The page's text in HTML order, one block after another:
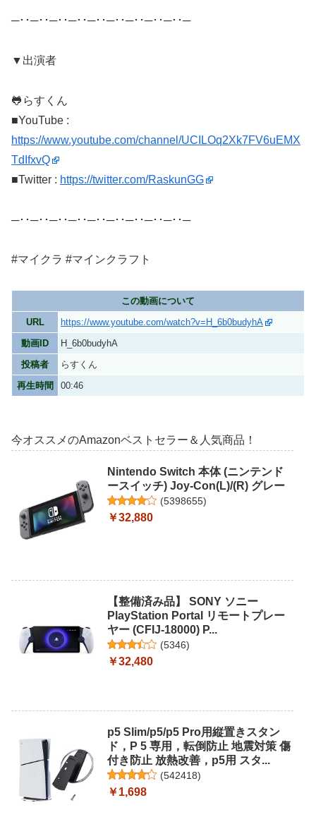
─･･─･･─･･─･･─･･─･･─･･─･･─･･─
▼出演者
🐸らすくん
■YouTube :
https://www.youtube.com/channel/UCILOq2Xk7FV6uEMX
TdIfxvQ
■Twitter : https://twitter.com/RaskunGG
─･･─･･─･･─･･─･･─･･─･･─･･─･･─
#マイクラ #マインクラフト
この動画について
URL
https://www.youtube.com/watch?v=H_6b0budyhA
動画ID
H_6b0budyhA
投稿者
らすくん
再生時間
00:46
今オススメのAmazonベストセラー＆人気商品！
Nintendo Switch 本体 (ニンテンド
ースイッチ) Joy-Con(L)/(R) グレー
(5398655)
￥32,880
【整備済み品】 SONY ソニー
PlayStation Portal リモートプレー
ヤー (CFIJ-18000) P...
(5346)
￥32,480
p5 Slim/p5/p5 Pro用縦置きスタン
ド，P 5 専用，転倒防止 地震対策 傷
付き防止 放熱改善，p5用 スタ...
(542418)
￥1,698